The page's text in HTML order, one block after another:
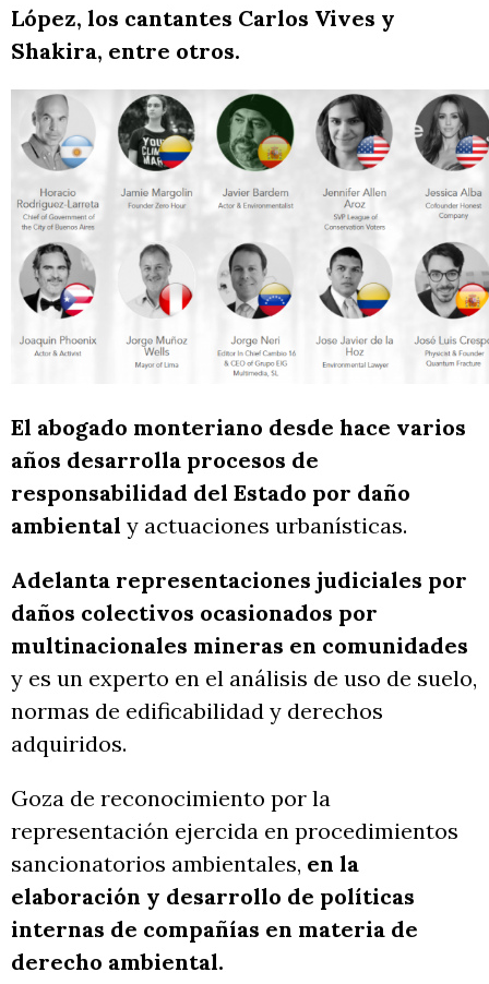
López, los cantantes Carlos Vives y
Shakira, entre otros.
El abogado monteriano desde hace varios
años desarrolla procesos de
responsabilidad del Estado por daño
ambiental y actuaciones urbanísticas.
Adelanta representaciones judiciales por
daños colectivos ocasionados por
multinacionales mineras en comunidades
y es un experto en el análisis de uso de suelo,
normas de edificabilidad y derechos
adquiridos.
Goza de reconocimiento por la
representación ejercida en procedimientos
sancionatorios ambientales, en la
elaboración y desarrollo de políticas
internas de compañías en materia de
derecho ambiental.